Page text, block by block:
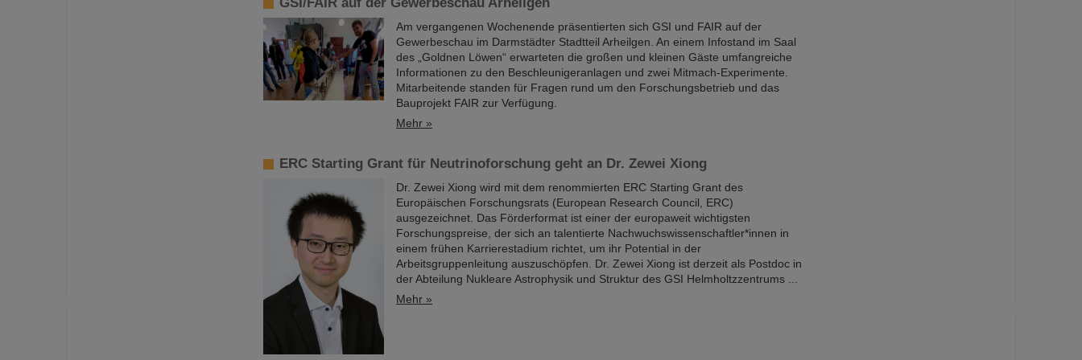
Am vergangenen Wochenende präsentierten sich GSI und FAIR auf der
Gewerbeschau im Darmstädter Stadtteil Arheilgen. An einem Infostand im Saal
des „Goldnen Löwen“ erwarteten die großen und kleinen Gäste umfangreiche
Informationen zu den Beschleunigeranlagen und zwei Mitmach-Experimente.
Mitarbeitende standen für Fragen rund um den Forschungsbetrieb und das
Bauprojekt FAIR zur Verfügung.
Mehr »
ERC Starting Grant für Neutrinoforschung geht an Dr. Zewei Xiong
Dr. Zewei Xiong wird mit dem renommierten ERC Starting Grant des
Europäischen Forschungsrats (European Research Council, ERC)
ausgezeichnet. Das Förderformat ist einer der europaweit wichtigsten
Forschungspreise, der sich an talentierte Nachwuchswissenschaftler*innen in
einem frühen Karrierestadium richtet, um ihr Potential in der
Arbeitsgruppenleitung auszuschöpfen. Dr. Zewei Xiong ist derzeit als Postdoc in
der Abteilung Nukleare Astrophysik und Struktur des GSI Helmholtzzentrums ...
Mehr »